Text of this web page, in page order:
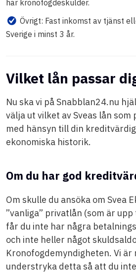
har kronofogdeskulder.
Övrigt: Fast inkomst av tjänst
Sverige i minst 3 år.
Vilket lån passar
Nu ska vi på Snabblan24.nu
välja ut vilket av Sveas lån som
med hänsyn till din
ekonomiska historik.
Om du har god
Om skulle du ansöka om Svea
”vanliga” privatlån (som är
får du inte har några
och inte heller något
Kronofogdemyndigheten. Vi är
understryka detta så att du